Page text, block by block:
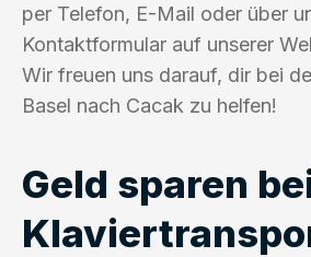
per Telefon, E-Mail oder über
Kontaktformular auf unserer
Wir freuen uns darauf, dir bei
Basel nach Cacak zu helfen!
Geld sparen